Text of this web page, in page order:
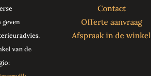
geven
van de
Contact
Offerte aanvraag
Afspraak in de winkel